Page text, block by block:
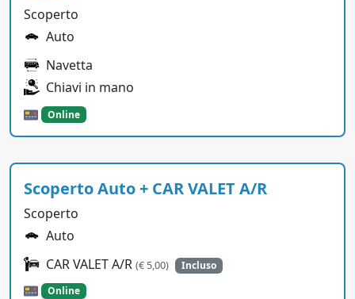
Scoperto
Auto
Navetta
Chiavi in mano
Online
Scoperto Auto + CAR VALET A/R
Scoperto
Auto
CAR VALET A/R (€ 5,00)
Incluso
Online